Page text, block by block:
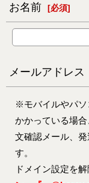
お名前 [必須]
メールアドレス
※モバイルやパソ
かかっている場
文確認メール、
す。
ドメイン設定を